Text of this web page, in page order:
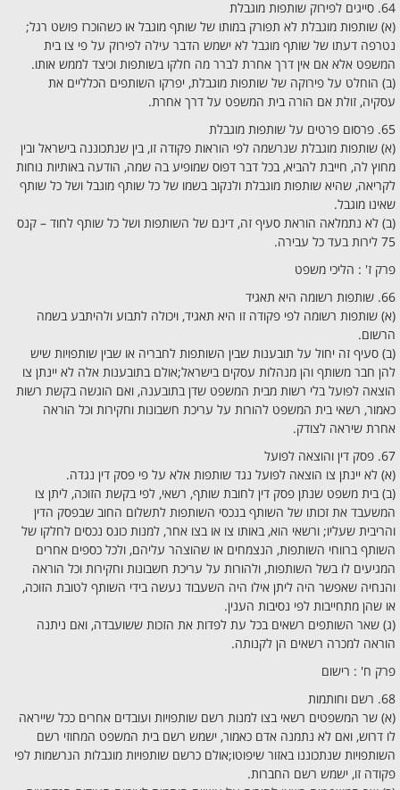
64. סייגים לפירוק שותפות מוגבלת
(א) שותפות מוגבלת לא תפורק במותו של שותף מוגבל או כשהוכרז פושט רגל;
נטרפה דעתו של שותף מוגבל לא ישמש הדבר עילה לפירוק על פי צו בית
המשפט אלא אם אין דרך אחרת לברר מה חלקו בשותפות וכיצד לממש אותו.
(ב) הוחלט על פירוקה של שותפות מוגבלת, יפרקו השותפים הכלליים את
עסקיה, זולת אם הורה בית המשפט על דרך אחרת.
65. פרסום פרטים על שותפות מוגבלת
(א) שותפות מוגבלת שנרשמה לפי הוראות פקודה זו, בין שנתכוננה בישראל ובין
מחוץ לה, חייבת להביא, בכל דבר דפוס שמופיע בה שמה, הודעה באותיות נוחות
לקריאה, שהיא שותפות מוגבלת ולנקוב בשמו של כל שותף מוגבל ושל כל שותף
שאינו מוגבל.
(ב) לא נתמלאה הוראת סעיף זה, דינם של השותפות ושל כל שותף לחוד – קנס
75 לירות בעד כל עבירה.
פרק ז' : הליכי משפט
66. שותפות רשומה היא תאגיד
(א) שותפות רשומה לפי פקודה זו היא תאגיד, ויכולה לתבוע ולהיתבע בשמה
הרשום.
(ב) סעיף זה יחול על תובענות שבין השותפות לחבריה או שבין שותפויות שיש
להן חבר משותף והן מנהלות עסקים בישראל;אולם בתובענות אלה לא יינתן צו
הוצאה לפועל בלי רשות מבית המשפט שדן בתובענה, ואם הוגשה בקשת רשות
כאמור, רשאי בית המשפט להורות על עריכת חשבונות וחקירות וכל הוראה
אחרת שיראה לצודק.
67. פסק דין והוצאה לפועל
(א) לא יינתן צו הוצאה לפועל נגד שותפות אלא על פי פסק דין נגדה.
(ב) בית משפט שנתן פסק דין לחובת שותף, רשאי, לפי בקשת הזוכה, ליתן צו
המשעבד את זכותו של השותף בנכסי השותפות לתשלום החוב שבפסק הדין
והריבית שעליו; ורשאי הוא, באותו צו או בצו אחר, למנות כונס נכסים לחלקו של
השותף ברווחי השותפות, הנצמחים או שהוצהר עליהם, ולכל כספים אחרים
המגיעים לו בשל השותפות, ולהורות על עריכת חשבונות וחקירות וכל הוראה
והנחיה שאפשר היה ליתן אילו היה השעבוד נעשה בידי השותף לטובת הזוכה,
או שהן מתחייבות לפי נסיבות הענין.
(ג) שאר השותפים רשאים בכל עת לפדות את הזכות ששועבדה, ואם ניתנה
הוראה למכרה רשאים הן לקנותה.
פרק ח' : רישום
68. רשם וחותמות
(א) שר המשפטים רשאי בצו למנות רשם שותפויות ועובדים אחרים ככל שייראה
לו דרוש, ואם לא נתמנה אדם כאמור, ישמש רשם בית המשפט המחוזי רשם
השותפויות שנתכוננו באזור שיפוטו;אולם כרשם שותפויות מוגבלות הנרשמות לפי
פקודה זו, ישמש רשם החברות.